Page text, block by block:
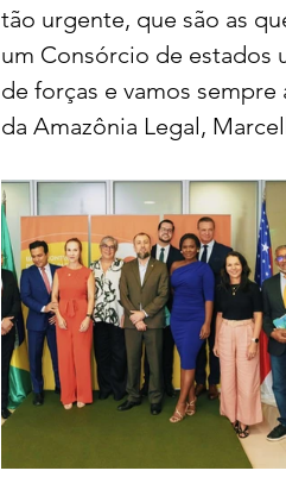
tão urgente, que são as
um Consórcio de estados
de forças e vamos
da Amazônia Legal,